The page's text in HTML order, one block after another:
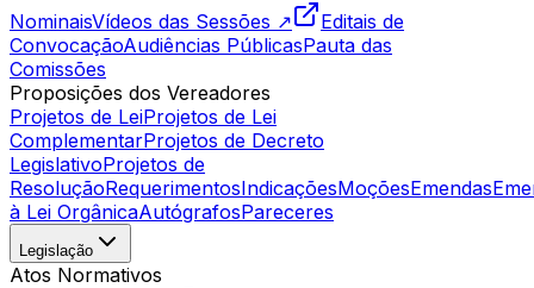
NominaisVídeos das Sessões ↗
Editais de
ConvocaçãoAudiências PúblicasPauta das
Comissões
Proposições dos Vereadores
Projetos de LeiProjetos de Lei
ComplementarProjetos de Decreto
LegislativoProjetos de
ResoluçãoRequerimentosIndicaçõesMoçõesEmendas
à Lei OrgânicaAutógrafosPareceres
Legislação
Atos Normativos